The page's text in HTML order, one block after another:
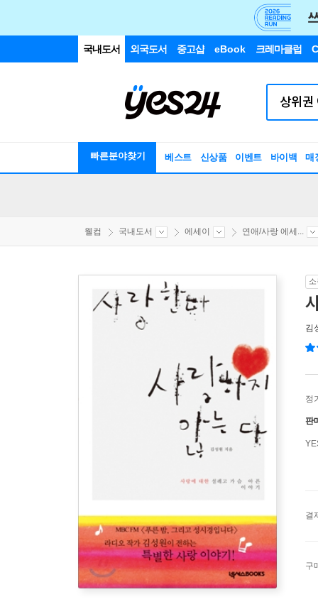
국내도서 외국도서 중고샵 eBook 크레마클럽
빠른분야찾기 베스트 신상품 이벤트 바이백 매
웰컴 국내도서 에세이 연애/사랑 에세...
김
정
판
결
구